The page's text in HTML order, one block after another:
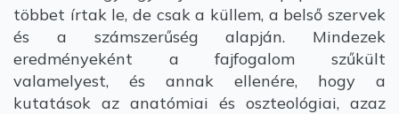
többet írtak le, de csak a küllem, a belső szervek
és a számszerűség alapján. Mindezek
eredményeként a fajfogalom szűkült
valamelyest, és annak ellenére, hogy a
kutatások az anatómiai és oszteológiai, azaz